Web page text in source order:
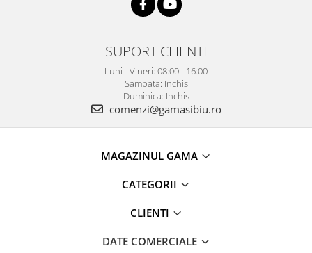
SUPORT CLIENTI
Luni - Vineri: 08:00 - 16:00
Sambata: Inchis
Duminica: Inchis
comenzi@gamasibiu.ro
MAGAZINUL GAMA
CATEGORII
CLIENTI
DATE COMERCIALE